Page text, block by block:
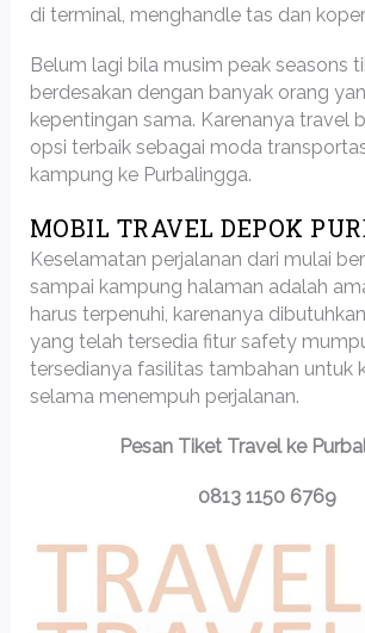
di terminal, menghandle tas dan
Belum lagi bila musim peak seasons
berdesakan dengan banyak orang
kepentingan sama. Karenanya travel
opsi terbaik sebagai moda
kampung ke Purbalingga.
MOBIL TRAVEL DEPOK
Keselamatan perjalanan dari mulai
sampai kampung halaman adalah
harus terpenuhi, karenanya
yang telah tersedia fitur safety
tersedianya fasilitas tambahan untuk
selama menempuh perjalanan.
Pesan Tiket Travel ke
0813 1150 6769